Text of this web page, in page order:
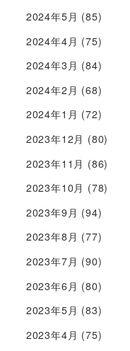
2024年5月 (85)
2024年4月 (75)
2024年3月 (84)
2024年2月 (68)
2024年1月 (72)
2023年12月 (80)
2023年11月 (86)
2023年10月 (78)
2023年9月 (94)
2023年8月 (77)
2023年7月 (90)
2023年6月 (80)
2023年5月 (83)
2023年4月 (75)